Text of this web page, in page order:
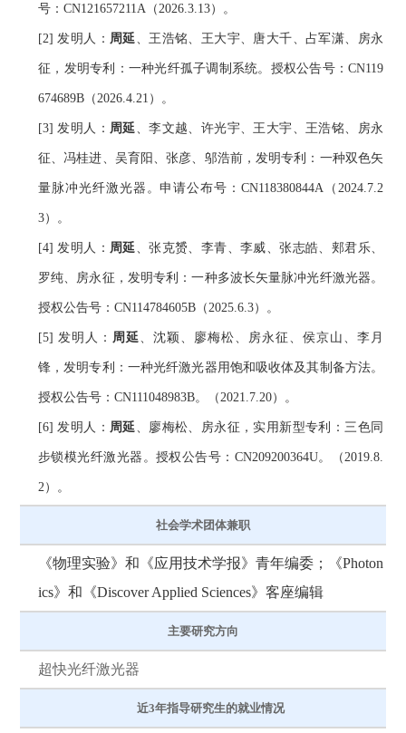
号：CN121657211A（2026.3.13）。
[2] 发明人： 周延 、王浩铭、王大宇、唐大千、占军潇、房永
征，发明专利：一种光纤孤子调制系统。授权公告号： CN119
674689B （2026.4.21）。
[3] 发明人： 周延 、李文越、许光宇、王大宇、王浩铭、房永
征、冯桂进、吴育阳、张彦、邬浩前，发明专利：一种双色矢
量脉冲光纤激光器。申请公布号：CN118380844A（2024.7.2
3）。
[4] 发明人： 周延 、张克赟、李青、李威、张志皓、郏君乐、
罗纯、房永征，发明专利：一种多波长矢量脉冲光纤激光器。
授权公告号： CN114784605B（2025.6.3）。
[5] 发明人： 周延 、沈颖、廖梅松、房永征、侯京山、李月
锋，发明专利：一种光纤激光器用饱和吸收体及其制备方法。
授权公告号： CN111048983B。（2021.7.20）。
[6] 发明人： 周延 、廖梅松、房永征，实用新型专利：三色同
步锁模光纤激光器。授权公告号： CN209200364U。（2019.8.
2）。
社会学术团体兼职
《物理实验》和《应用技术学报》青年编委；《Photon
ics》和《Discover Applied Sciences》客座编辑
主要研究方向
超快光纤激光器
近3年指导研究生的就业情况